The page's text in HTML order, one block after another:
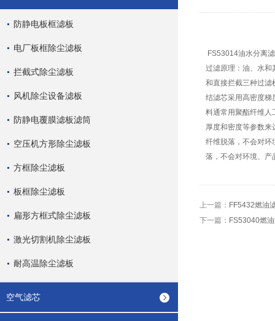
防静电板框滤板
电厂板框除尘滤板
拦截式除尘滤板
风机除尘设备滤板
防静电覆膜滤板滤筒
空压机方形除尘滤板
方框除尘滤板
板框除尘滤板
扁形方框式除尘滤板
激光切割机除尘滤板
耐高温除尘滤板
空气滤芯
FS53014油水分离
过滤原理：油、水和
和直接拦截三种过滤
结滤芯采用高密度梯
料通常用聚酯纤维人
厚度和密度等参数
纤维脱落，不会对环
落，不会对环境、产
上一篇： FF5432燃油
下一篇： FS53040燃